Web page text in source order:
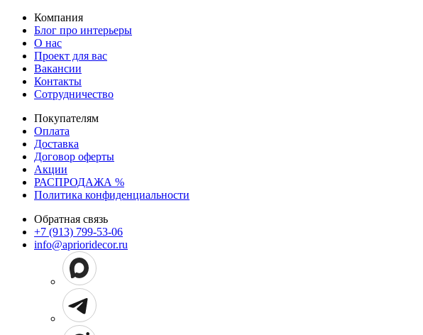
Компания
Блог про интерьеры
О нас
Проект для вас
Вакансии
Контакты
Сотрудничество
Покупателям
Оплата
Доставка
Договор оферты
Акции
РАСПРОДАЖА %
Политика конфиденциальности
Обратная связь
+7 (913) 799-53-06
info@aprioridecor.ru